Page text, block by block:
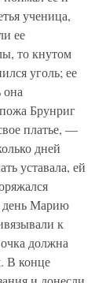
ученица,
ее
то кнутом
уголь; ее
Брунриг
платье, —
дней
уставала, ей
день Марию
к
должна
В конце